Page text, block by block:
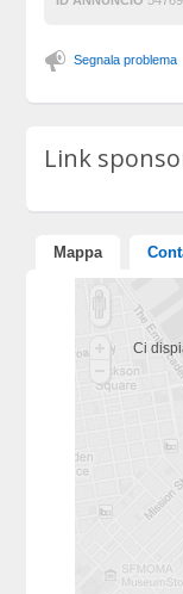
Segnala problema
Link
Mappa
Ci